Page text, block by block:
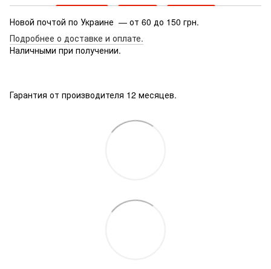
Новой почтой по Украине — от 60 до 150 грн.
Подробнее о доставке и оплате.
Наличными при получении.
Гарантия от производителя 12 месяцев.